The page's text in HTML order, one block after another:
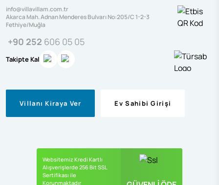
info@villavillam.com.tr
Akarca Mah. Adnan Menderes Bulvarı No:205/C 1-2-3
Fethiye/Muğla
+90 252 606 05 05
Takipte Kal
Villanı Kiraya Ver Ev Sahibi Girişi
Websitemiz Kredi Kartlı
Alışverişlerde 256 Bit SSL
Sertifikası ile
Korunmaktadır